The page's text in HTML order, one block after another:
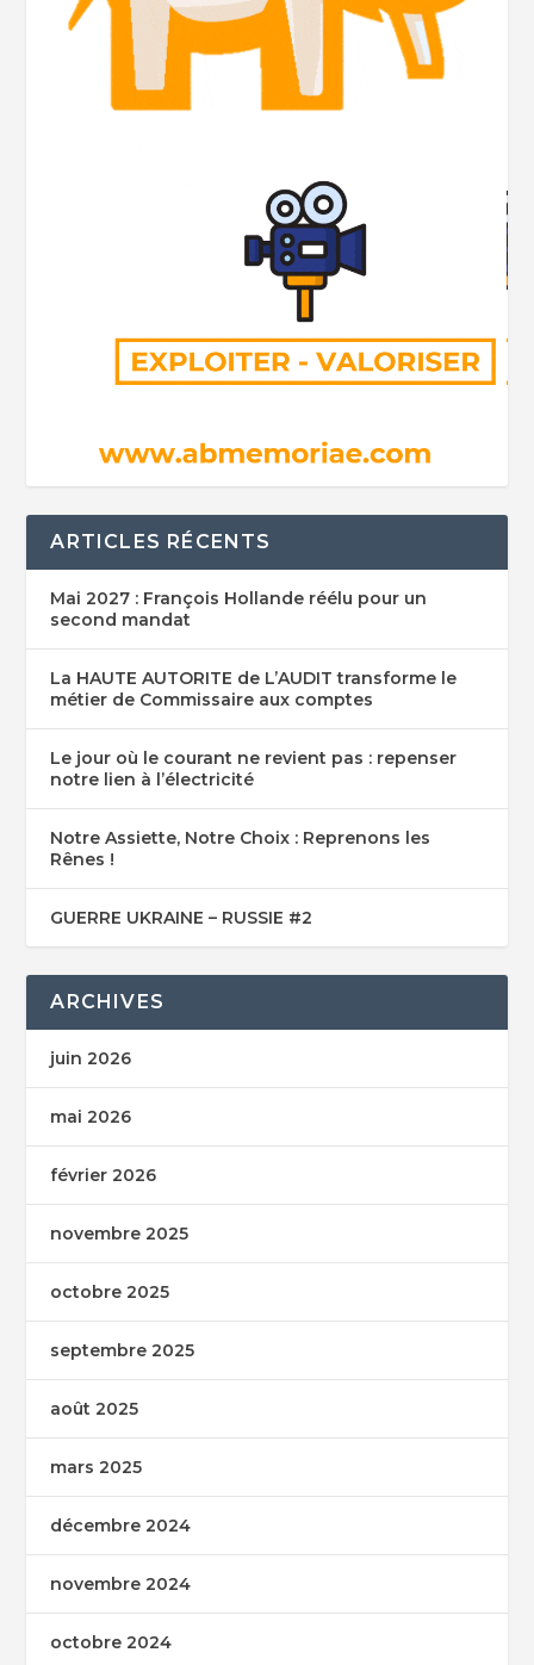
ARTICLES RÉCENTS
Mai 2027 : François Hollande réélu pour un
second mandat
La HAUTE AUTORITE de L’AUDIT transforme le
métier de Commissaire aux comptes
Le jour où le courant ne revient pas : repenser
notre lien à l’électricité
Notre Assiette, Notre Choix : Reprenons les
Rênes !
GUERRE UKRAINE – RUSSIE #2
ARCHIVES
juin 2026
mai 2026
février 2026
novembre 2025
octobre 2025
septembre 2025
août 2025
mars 2025
décembre 2024
novembre 2024
octobre 2024